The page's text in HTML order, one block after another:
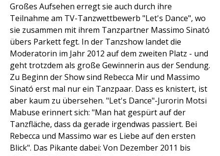
Großes Aufsehen erregt sie auch durch ihre
Teilnahme am TV-Tanzwettbewerb "Let's Dance", wo
sie zusammen mit ihrem Tanzpartner Massimo Sinató
übers Parkett fegt. In der Tanzshow landet die
Moderatorin im Jahr 2012 auf dem zweiten Platz - und
geht trotzdem als große Gewinnerin aus der Sendung.
Zu Beginn der Show sind Rebecca Mir und Massimo
Sinató erst mal nur ein Tanzpaar. Dass es knistert, ist
aber kaum zu übersehen. "Let's Dance"-Jurorin Motsi
Mabuse erinnert sich: "Man hat gespürt auf der
Tanzfläche, dass da gerade irgendwas passiert. Bei
Rebecca und Massimo war es Liebe auf den ersten
Blick". Das Pikante dabei: Von Dezember 2011 bis